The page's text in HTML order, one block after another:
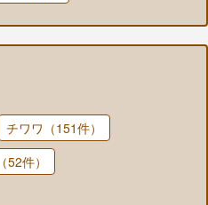
チワワ（151件）
件）